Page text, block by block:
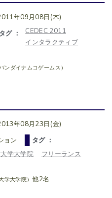
年09月08日(木)
タグ ：
CEDEC 2011
インタラクティブ
ンダイナムコゲームス）
年08月23日(金)
ョン
タグ ：
学大学院
フリーランス
学大学院）他2名